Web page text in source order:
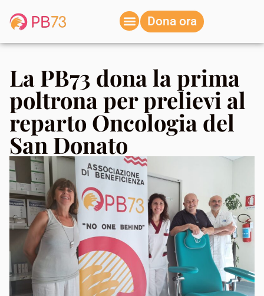
Dona ora
La PB73 dona la prima
poltrona per prelievi al
reparto Oncologia del
San Donato